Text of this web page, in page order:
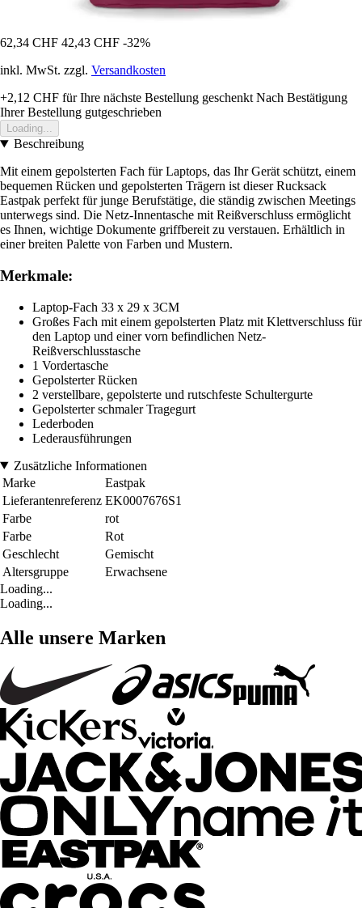
62,34 CHF 42,43 CHF -32%
inkl. MwSt. zzgl. Versandkosten
+2,12 CHF für Ihre nächste Bestellung geschenkt Nach Bestätigung
Ihrer Bestellung gutgeschrieben
Loading...
Beschreibung
Mit einem gepolsterten Fach für Laptops, das Ihr Gerät schützt, einem
bequemen Rücken und gepolsterten Trägern ist dieser Rucksack
Eastpak perfekt für junge Berufstätige, die ständig zwischen Meetings
unterwegs sind. Die Netz-Innentasche mit Reißverschluss ermöglicht
es Ihnen, wichtige Dokumente griffbereit zu verstauen. Erhältlich in
einer breiten Palette von Farben und Mustern.
Merkmale:
Laptop-Fach 33 x 29 x 3CM
Großes Fach mit einem gepolsterten Platz mit Klettverschluss für
den Laptop und einer vorn befindlichen Netz-
Reißverschlusstasche
1 Vordertasche
Gepolsterter Rücken
2 verstellbare, gepolsterte und rutschfeste Schultergurte
Gepolsterter schmaler Tragegurt
Lederboden
Lederausführungen
Zusätzliche Informationen
Marke
Eastpak
Lieferantenreferenz EK0007676S1
Farbe
rot
Farbe
Rot
Geschlecht
Gemischt
Altersgruppe
Erwachsene
Loading...
Loading...
Alle unsere Marken